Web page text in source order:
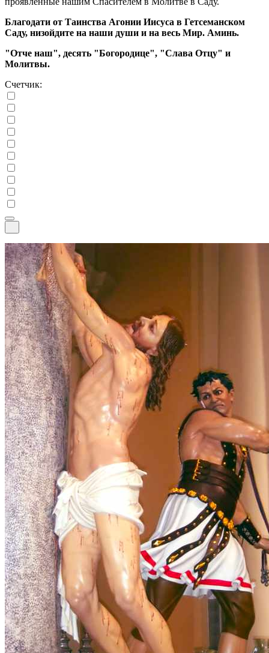
Благодати от Таинства Агонии Иисуса в Гетсеманском
Саду, низойдите на наши души и на весь Мир. Аминь.
"Отче наш", десять "Богородице", "Слава Отцу" и
Молитвы.
Счетчик: